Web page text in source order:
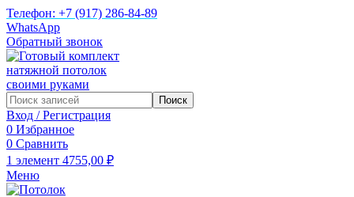
Телефон: +7 (917) 286-84-89
WhatsApp
Обратный звонок
Поиск
Вход / Регистрация
0 Избранное
0 Сравнить
1 элемент 4755,00 ₽
Меню